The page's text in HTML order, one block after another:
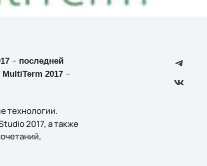
– последней
2017 –
технологии.
2017, а также